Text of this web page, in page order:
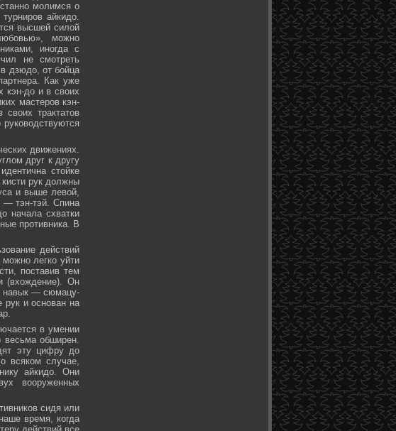
молимся о
айкидо.
высшей силой
можно
иногда с
не смотреть
дзюдо, от бойца
Как уже
кэн-до и в своих
мастеров кэн-
трактатов
движениях.
друг к другу
стойке
рук должны
и выше левой,
— тэн-тэй. Спина
начала схватки
противника. В
действий
легко уйти
поставив тем
(вхождение). Он
навык — сюмацу-
рук и основан на
в умении
весьма обширен.
эту цифру до
всяком случае,
айкидо. Они
вооруженных
сидя или
время, когда